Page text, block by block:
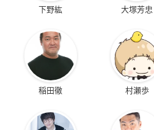
下野紘 大塚芳忠
稲田徹 村瀬歩